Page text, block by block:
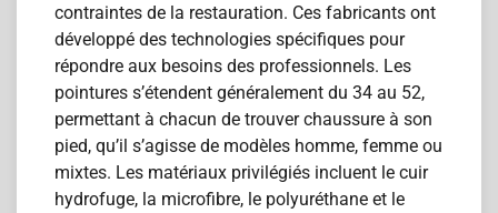
contraintes de la restauration. Ces fabricants ont
développé des technologies spécifiques pour
répondre aux besoins des professionnels. Les
pointures s’étendent généralement du 34 au 52,
permettant à chacun de trouver chaussure à son
pied, qu’il s’agisse de modèles homme, femme ou
mixtes. Les matériaux privilégiés incluent le cuir
hydrofuge, la microfibre, le polyuréthane et le